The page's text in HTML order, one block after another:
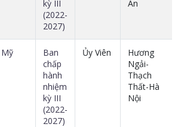
kỳ III
(2022-
2027)
An
Mỹ
Ban
chấp
hành
nhiệm
kỳ III
(2022-
2027)
Ủy Viên
Hương
Ngải-
Thạch
Thất-Hà
Nội